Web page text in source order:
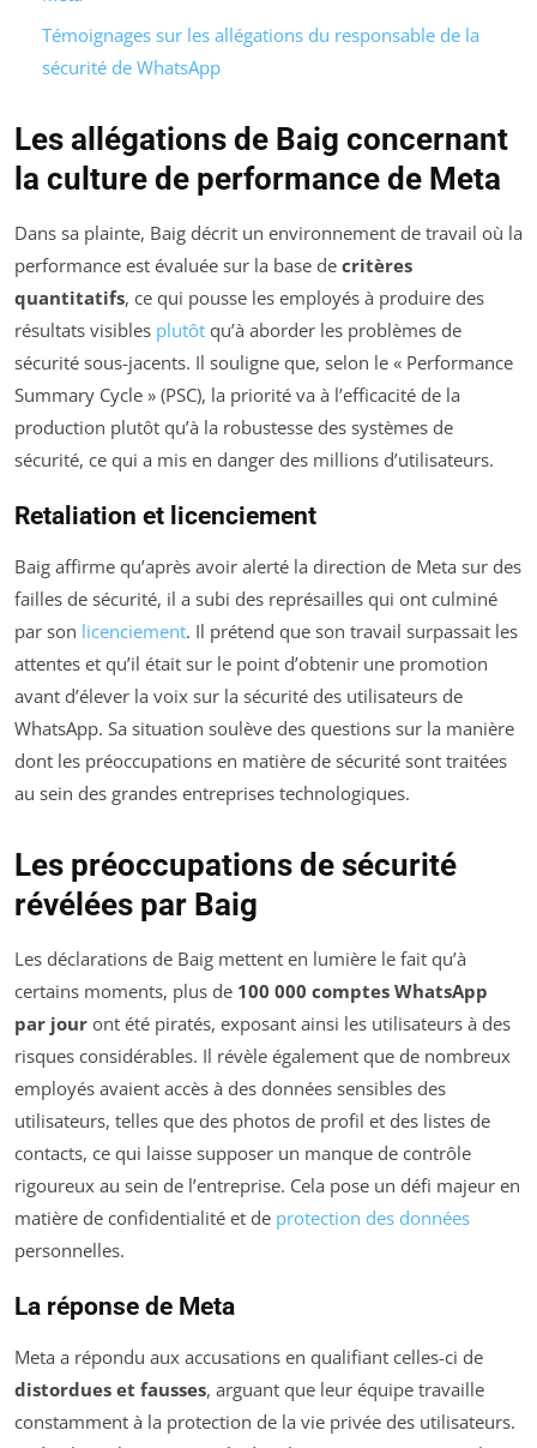
Témoignages sur les allégations du responsable de la
sécurité de WhatsApp
Les allégations de Baig concernant
la culture de performance de Meta
Dans sa plainte, Baig décrit un environnement de travail où la
performance est évaluée sur la base de critères
quantitatifs, ce qui pousse les employés à produire des
résultats visibles plutôt qu’à aborder les problèmes de
sécurité sous-jacents. Il souligne que, selon le « Performance
Summary Cycle » (PSC), la priorité va à l’efficacité de la
production plutôt qu’à la robustesse des systèmes de
sécurité, ce qui a mis en danger des millions d’utilisateurs.
Retaliation et licenciement
Baig affirme qu’après avoir alerté la direction de Meta sur des
failles de sécurité, il a subi des représailles qui ont culminé
par son licenciement. Il prétend que son travail surpassait les
attentes et qu’il était sur le point d’obtenir une promotion
avant d’élever la voix sur la sécurité des utilisateurs de
WhatsApp. Sa situation soulève des questions sur la manière
dont les préoccupations en matière de sécurité sont traitées
au sein des grandes entreprises technologiques.
Les préoccupations de sécurité
révélées par Baig
Les déclarations de Baig mettent en lumière le fait qu’à
certains moments, plus de 100 000 comptes WhatsApp
par jour ont été piratés, exposant ainsi les utilisateurs à des
risques considérables. Il révèle également que de nombreux
employés avaient accès à des données sensibles des
utilisateurs, telles que des photos de profil et des listes de
contacts, ce qui laisse supposer un manque de contrôle
rigoureux au sein de l’entreprise. Cela pose un défi majeur en
matière de confidentialité et de protection des données
personnelles.
La réponse de Meta
Meta a répondu aux accusations en qualifiant celles-ci de
distordues et fausses, arguant que leur équipe travaille
constamment à la protection de la vie privée des utilisateurs.